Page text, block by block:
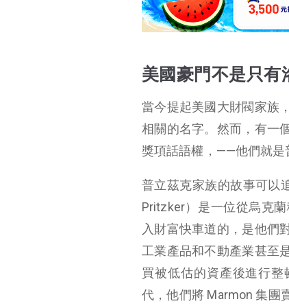
美國豪門不是只有
當今提起美國大財閥家族
相關的名字。然而，有一
獎項話語權，——他們就是
普立茲克家族的故事可以
Pritzker）是一位從烏克
入財富快車道的，是他們
工業產品和不動產業甚至
買被低估的資產後進行
代，他們將 Marmon 集團